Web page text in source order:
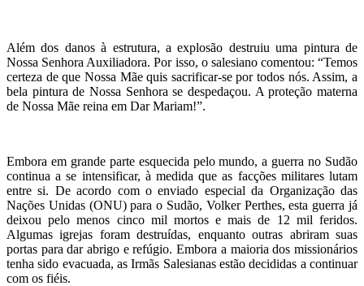
Além dos danos à estrutura, a explosão destruiu uma pintura de
Nossa Senhora Auxiliadora. Por isso, o salesiano comentou: “Temos
certeza de que Nossa Mãe quis sacrificar-se por todos nós. Assim, a
bela pintura de Nossa Senhora se despedaçou. A proteção materna
de Nossa Mãe reina em Dar Mariam!”.
Embora em grande parte esquecida pelo mundo, a guerra no Sudão
continua a se intensificar, à medida que as facções militares lutam
entre si. De acordo com o enviado especial da Organização das
Nações Unidas (ONU) para o Sudão, Volker Perthes, esta guerra já
deixou pelo menos cinco mil mortos e mais de 12 mil feridos.
Algumas igrejas foram destruídas, enquanto outras abriram suas
portas para dar abrigo e refúgio. Embora a maioria dos missionários
tenha sido evacuada, as Irmãs Salesianas estão decididas a continuar
com os fiéis.